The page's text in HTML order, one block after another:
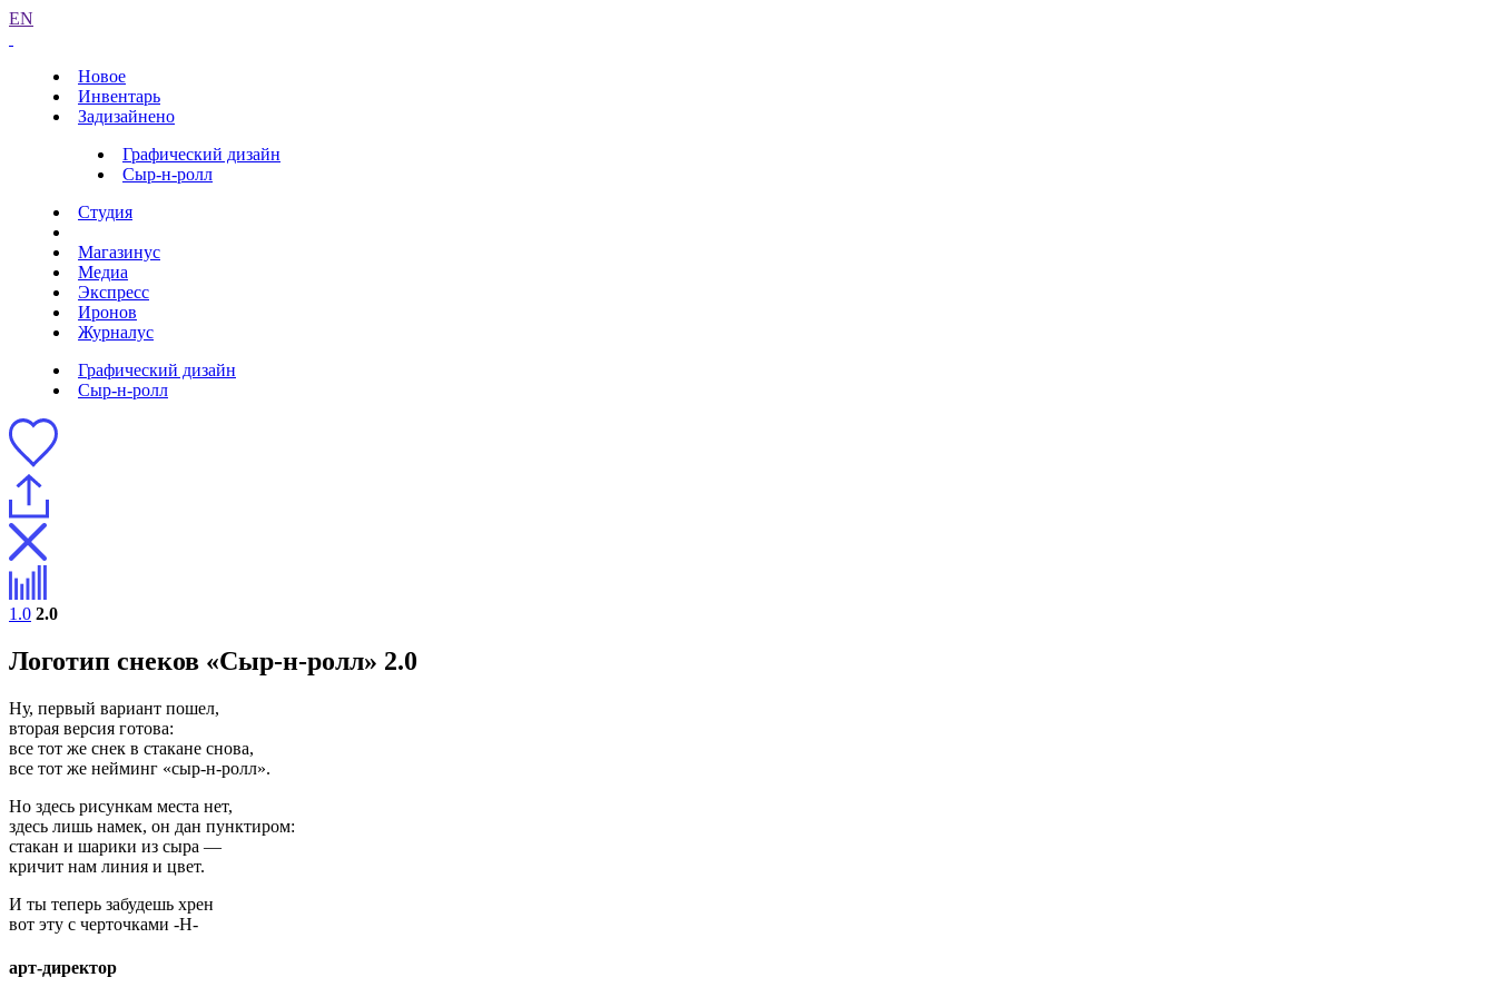
EN
Новое
Инвентарь
Задизайнено
Графический дизайн
Сыр-н-ролл
Студия
Магазинус
Медиа
Экспресс
Иронов
Журналус
Графический дизайн
Сыр-н-ролл
1.0 2.0
Логотип снеков «Сыр-н-ролл» 2.0
Ну, первый вариант пошел,
вторая версия готова:
все тот же снек в стакане снова,
все тот же нейминг «сыр-н-ролл».
Но здесь рисункам места нет,
здесь лишь намек, он дан пунктиром:
стакан и шарики из сыра —
кричит нам линия и цвет.
И ты теперь забудешь хрен
вот эту с черточками -Н-
арт-директор